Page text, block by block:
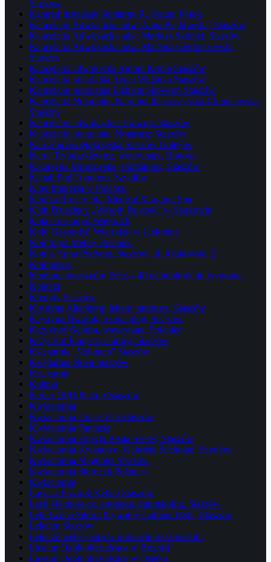
Staszów
Kamrad Instalacje Sanitarne R. Kogut, Potok
Kancelaria Adwokacka adw. Anna Piątkowska, Staszów
Kancelaria Adwokacka adw. Mariusz Skórski, Staszów
Kancelaria Adwokacka adw. Mateusz Gierbuszewski,
Staszów
Kancelaria adwokacka Antoni Krupa Staszów
Kancelaria notarialna Agata Widanka Staszów
Kancelaria notarialna Elżbieta Skowron Staszów
Kancelaria Notarialna Karolina Kluszczyńska-Chmielewska
Staszów
Kancelarie adwokackie. Prawnik Staszów
Kancelarie notarialne. Notariusz Staszów
Karczma Świętokrzyska Staszów Golejów
Karol Trybuszkiewicz, weterynarz, Bogoria
Katarzyna Mrozowska, stomatolog, Staszów
Kebab Pod Toporem, Szydłów
Kino Impresja w Połańcu
Klinika Broccy filia Medical Margaret Spa
Klub Dziecięcy „Wesoły Pajacyk” w Staszowie
Koła Gospodyń Wiejskich
Koło Gospodyń Wiejskich w Jabłonicy
Komfopol Meble, Połaniec
Komis Anna Podyma, Staszów, ul. Krakowska 2
Komputery
Konkurs orzeszków Felix – 40 netbooków do wygrania
Kontakt
Kredyty Staszów
Krystyna Altenberg, lekarz internista, Staszów
Krystyna Dworak, reumatolog, Staszów
Krzysztof Gębura, weterynarz, Połaniec
Krzysztof Pragacz, chirurg, Staszów
Księgarnia „Volumen” Staszów
Księgarnia Nova Staszów
Księgarnie
Kultura
Kurier DPD Pickup Staszów
Kwiaciarnia
Kwiaciarnia Dolce Vita Staszów
Kwiaciarnia Fantazja
Kwiaciarnia Finezja Beata Szeleś, Staszów
Kwiaciarnia Kwiatowo, Gabriela Suchojad, Szydłów
Kwiaciarnia Magnolia Staszów
Kwiaciarnia Storczyk Połaniec
Kwiaciarnie
Lawasz Pizza & Kebab Staszów
Lech Najmowicz, ortopeda, traumatolog, Staszów
Lek. Iwona Sikora Prywatny Gabinet USG, Staszów
Lekarze Staszów
Lekarze weterynarii w powiecie staszowskim
Liceum Ogólnokształcące w Bogorii
Liceum Ogólnokształcące w Osieku